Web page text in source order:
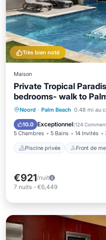
Très bien noté
Maison
Private Tropical
bedrooms- walk to
Noord · Palm Beach 0.48 mi au
10.0 Exceptionnel(124
5 Chambres 5 Bains 14 Invités
Piscine privée Front de
Piscine privée
Piscine
€921/nuit
7 nuits - €6,449